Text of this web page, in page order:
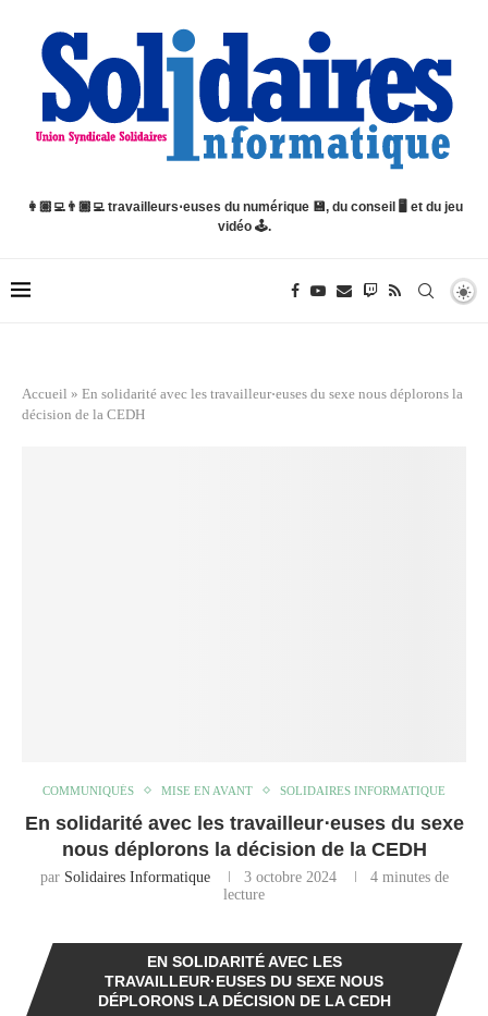
👩🏽‍💻👨🏿‍💻 travailleurs⋅euses du numérique 💾, du conseil 🖥️ et du jeu
vidéo 🕹️.
Accueil » En solidarité avec les travailleur⋅euses du sexe nous déplorons la
décision de la CEDH
COMMUNIQUÉS MISE EN AVANT SOLIDAIRES INFORMATIQUE
En solidarité avec les travailleur⋅euses du sexe
nous déplorons la décision de la CEDH
par Solidaires Informatique 3 octobre 2024
4 minutes de
lecture
EN SOLIDARITÉ AVEC LES
TRAVAILLEUR·EUSES DU SEXE NOUS
DÉPLORONS LA DÉCISION DE LA CEDH